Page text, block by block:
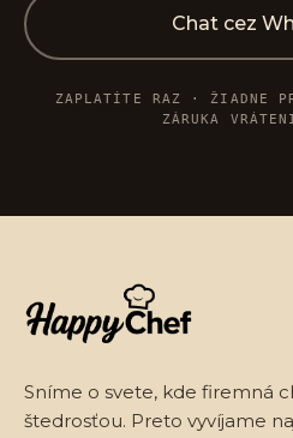
Chat cez
ZAPLATÍTE RAZ · ŽIADNE
ZÁRUKA
Sníme o svete, kde firemná
štedrosťou. Preto vyvíjame